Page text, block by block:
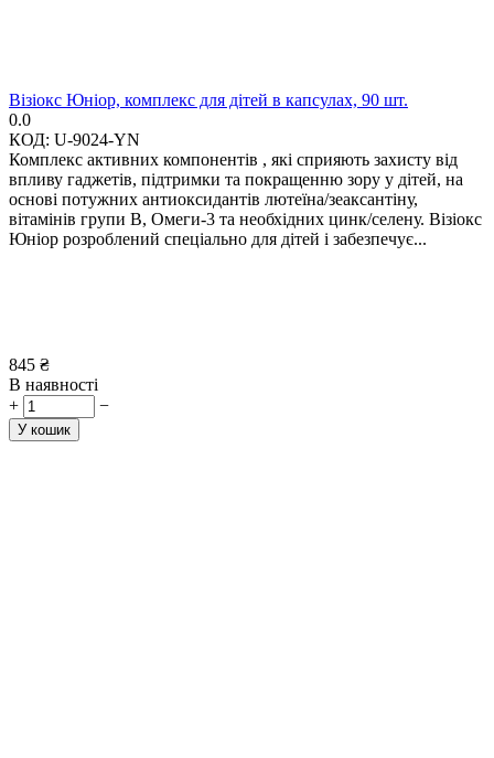
Візіокс Юніор, комплекс для дітей в капсулах, 90 шт.
0.0
КОД: U-9024-YN
Комплекс активних компонентів , які сприяють захисту від
впливу гаджетів, підтримки та покращенню зору у дітей, на
основі потужних антиоксидантів лютеїна/зеаксантіну,
вітамінів групи В, Омеги-3 та необхідних цинк/селену. Візіокс
Юніор розроблений спеціально для дітей і забезпечує...
845 ₴
В наявності
+
−
У кошик